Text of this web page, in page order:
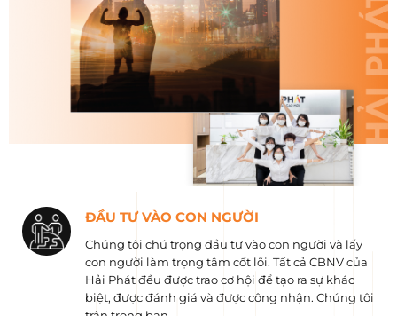
ĐẦU TƯ VÀO CON NGƯỜI
Chúng tôi chú trọng đầu tư vào con người và lấy
con người làm trọng tâm cốt lõi. Tất cả CBNV của
Hải Phát đều được trao cơ hội để tạo ra sự khác
biệt, được đánh giá và được công nhận. Chúng tôi